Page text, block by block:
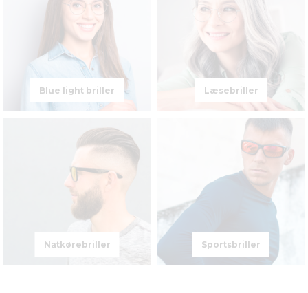
Blue light briller Læsebriller
Natkørebriller Sportsbriller